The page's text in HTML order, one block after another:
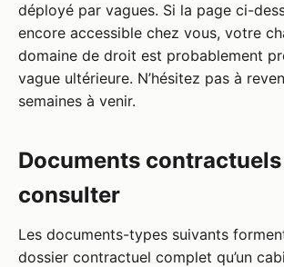
déployé par vagues. Si la page ci-
encore accessible chez vous, votre
domaine de droit est probablement
vague ultérieure. N’hésitez pas à
semaines à venir.
Documents contractuels
consulter
Les documents-types suivants
dossier contractuel complet qu’un